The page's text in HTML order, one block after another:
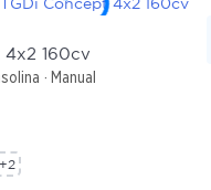
4x2 160cv
Manual
+2